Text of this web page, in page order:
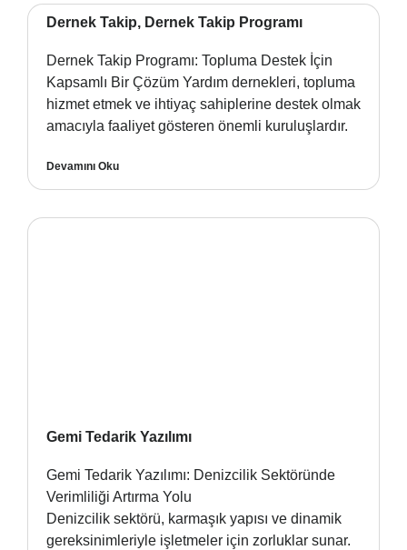
Dernek Takip, Dernek Takip Programı
Dernek Takip Programı: Topluma Destek İçin
Kapsamlı Bir Çözüm Yardım dernekleri, topluma
hizmet etmek ve ihtiyaç sahiplerine destek olmak
amacıyla faaliyet gösteren önemli kuruluşlardır.
Devamını Oku
Gemi Tedarik Yazılımı
Gemi Tedarik Yazılımı: Denizcilik Sektöründe
Verimliliği Artırma Yolu
Denizcilik sektörü, karmaşık yapısı ve dinamik
gereksinimleriyle işletmeler için zorluklar sunar.